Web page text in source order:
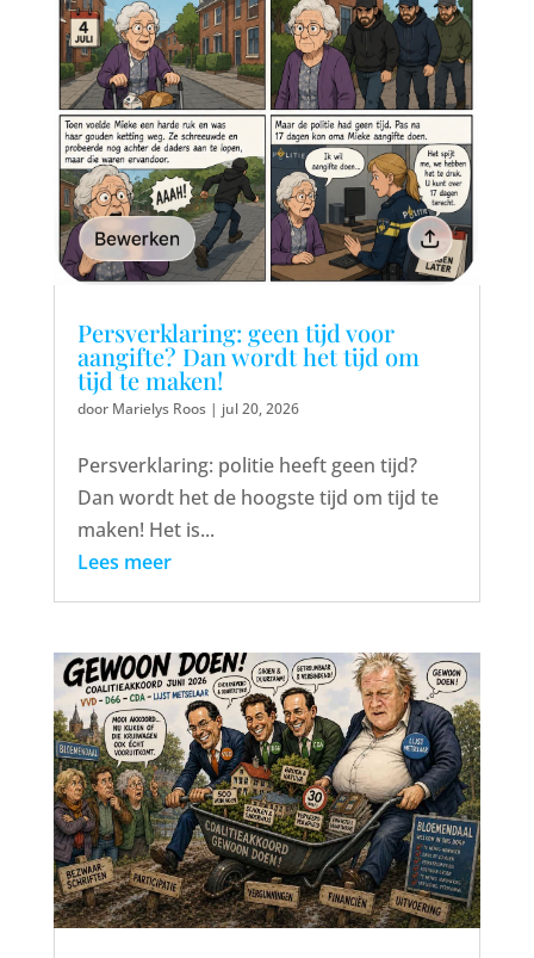
Persverklaring: geen tijd voor
aangifte? Dan wordt het tijd om
tijd te maken!
door Marielys Roos| jul 20, 2026
Persverklaring: politie heeft geen tijd?
Dan wordt het de hoogste tijd om tijd te
maken! Het is...
Lees meer